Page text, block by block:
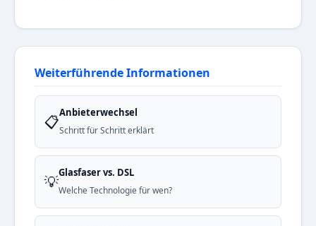
Weiterführende Informationen
📋Anbieterwechsel
Schritt für Schritt erklärt
💡Glasfaser vs. DSL
Welche Technologie für wen?